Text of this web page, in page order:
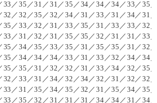
33／35／31／31／35／34／34／34／33／35
32／32／35／32／34／31／33／31／34／31
35／33／32／31／33／35／31／33／33／32
33／31／32／31／35／35／32／31／31／33
35／34／35／33／35／31／35／35／31／32
35／34／34／34／33／31／33／32／34／34
35／35／31／32／32／31／33／34／32／35
32／33／31／34／32／34／32／31／32／32
33／31／35／34／35／32／31／35／34／35
33／35／32／31／31／31／34／34／31／34